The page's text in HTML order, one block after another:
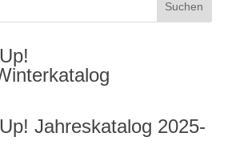
Jahreskatalog 2025-